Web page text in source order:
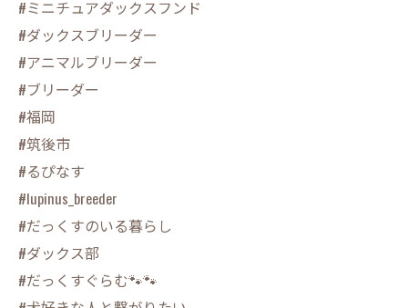
#ミニチュアダックスフンド
#ダックスブリーダー
#アニマルブリーダー
#ブリーダー
#福岡
#筑後市
#るぴなす
#lupinus_breeder
#だっくすのいる暮らし
#ダックス部
#だっくすぐらむ🐾🐾